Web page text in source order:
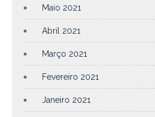
Maio 2021
Abril 2021
Março 2021
Fevereiro 2021
Janeiro 2021